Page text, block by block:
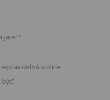
jater?
stolice
být?